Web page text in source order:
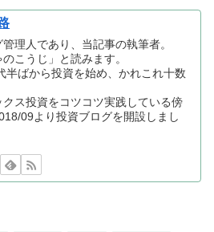
理人であり、当記事の執筆者。
のこうじ」と読みます。
半ばから投資を始め、かれこれ十数
クス投資をコツコツ実践している傍
09より投資ブログを開設しまし